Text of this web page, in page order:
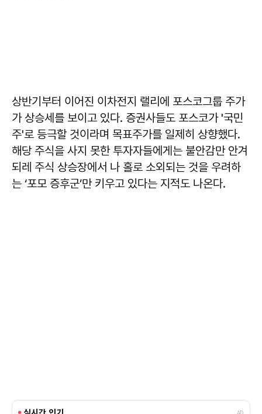
상반기부터 이어진 이차전지 랠리에 포스코그룹 주가
가 상승세를 보이고 있다. 증권사들도 포스코가 '국민
주'로 등극할 것이라며 목표주가를 일제히 상향했다.
해당 주식을 사지 못한 투자자들에게는 불안감만 안겨
되레 주식 상승장에서 나 홀로 소외되는 것을 우려하
는 ‘포모 증후군’만 키우고 있다는 지적도 나온다.